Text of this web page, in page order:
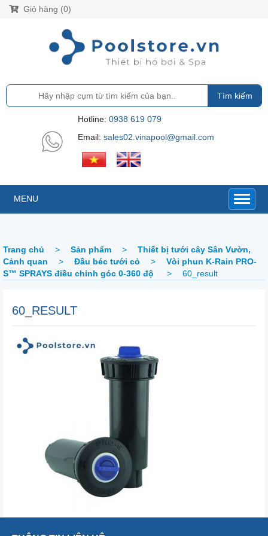
Giỏ hàng (0)
Tìm kiếm
Hotline: 0938 619 079
Email: sales02.vinapool@gmail.com
MENU
Trang chủ > Sản phẩm >
Thiết bị tưới cây Sân Vườn,
Cảnh quan
> Đầu béc tưới cỏ >
Vòi phun K-Rain PRO-
S™ SPRAYS điều chỉnh góc 0-360 độ
> 60_result
60_RESULT